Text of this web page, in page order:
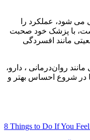
می شود، عملکرد را
با پزشک خود صحبت
مانند افسردگی
روان‌درمانی ، دارو،
در شروع احساس بهتر و
8 Things to Do If You